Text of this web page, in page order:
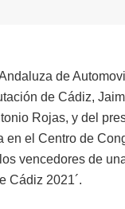
de
de Cádiz,
Rojas, y del
en el Centro de
vencedores de
Cádiz 2021´.